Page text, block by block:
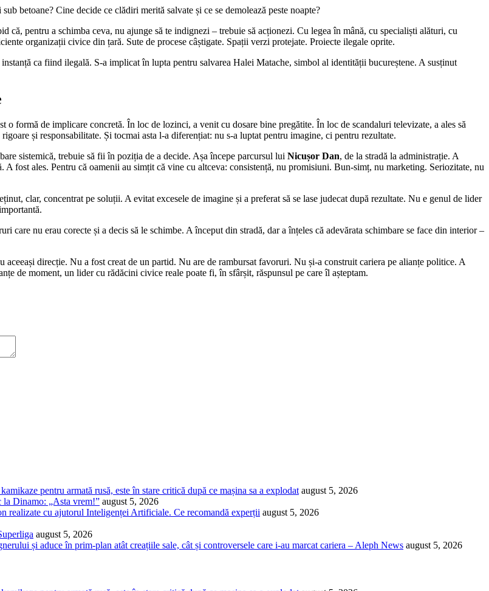
betoane? Cine decide ce clădiri merită salvate și ce se demolează peste noapte?
că, pentru a schimba ceva, nu ajunge să te indignezi – trebuie să acționezi. Cu legea în mână, cu specialiști alături, cu
organizații civice din țară. Sute de procese câștigate. Spații verzi protejate. Proiecte ilegale oprite.
ca fiind ilegală. S-a implicat în lupta pentru salvarea Halei Matache, simbol al identității bucureștene. A susținut
formă de implicare concretă. În loc de lozinci, a venit cu dosare bine pregătite. În loc de scandaluri televizate, a ales să
și responsabilitate. Și tocmai asta l-a diferențiat: nu s-a luptat pentru imagine, ci pentru rezultate.
sistemică, trebuie să fii în poziția de a decide. Așa începe parcursul lui Nicușor Dan, de la stradă la administrație. A
fost ales. Pentru că oamenii au simțit că vine cu altceva: consistență, nu promisiuni. Bun-simț, nu marketing. Seriozitate, nu
clar, concentrat pe soluții. A evitat excesele de imagine și a preferat să se lase judecat după rezultate. Nu e genul de lider
nu erau corecte și a decis să le schimbe. A început din stradă, dar a înțeles că adevărata schimbare se face din interior –
direcție. Nu a fost creat de un partid. Nu are de rambursat favoruri. Nu și-a construit cariera pe alianțe politice. A
de moment, un lider cu rădăcini civice reale poate fi, în sfârșit, răspunsul pe care îl așteptam.
pentru armată rusă, este în stare critică după ce mașina sa a explodat august 5, 2026
la Dinamo: „Asta vrem!” august 5, 2026
realizate cu ajutorul Inteligenței Artificiale. Ce recomandă experții august 5, 2026
august 5, 2026
și aduce în prim-plan atât creațiile sale, cât și controversele care i-au marcat cariera – Aleph News august 5, 2026